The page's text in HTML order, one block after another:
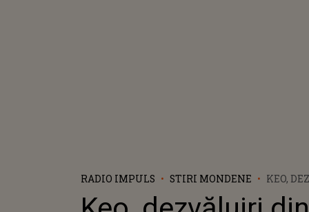
RADIO IMPULS STIRI MONDENE
KEO,
CUM A